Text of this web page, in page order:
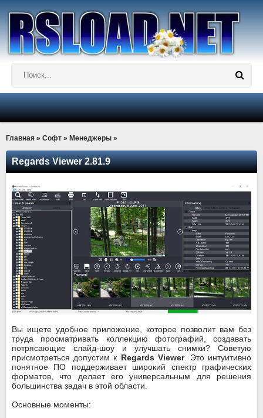
Главная » Софт » Менеджеры »
Regards Viewer 2.81.9
Вы ищете удобное приложение, которое позволит вам без
труда просматривать коллекцию фотографий, создавать
потрясающие слайд-шоу и улучшать снимки? Советую
присмотреться допустим к Regards Viewer. Это интуитивно
понятное ПО поддерживает широкий спектр графических
форматов, что делает его универсальным для решения
большинства задач в этой области.
Основные моменты: